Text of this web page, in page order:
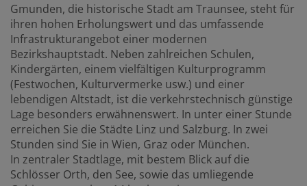
Gmunden, die historische Stadt am Traunsee, steht für
ihren hohen Erholungswert und das umfassende
Infrastrukturangebot einer modernen
Bezirkshauptstadt. Neben zahlreichen Schulen,
Kindergärten, einem vielfältigen Kulturprogramm
(Festwochen, Kulturvermerke usw.) und einer
lebendigen Altstadt, ist die verkehrstechnisch günstige
Lage besonders erwähnenswert. In unter einer Stunde
erreichen Sie die Städte Linz und Salzburg. In zwei
Stunden sind Sie in Wien, Graz oder München.
In zentraler Stadtlage, mit bestem Blick auf die
Schlösser Orth, den See, sowie das umliegende